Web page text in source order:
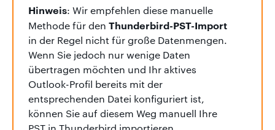
Hinweis: Wir empfehlen diese manuelle
Methode für den Thunderbird-PST-Import
in der Regel nicht für große Datenmengen.
Wenn Sie jedoch nur wenige Daten
übertragen möchten und Ihr aktives
Outlook-Profil bereits mit der
entsprechenden Datei konfiguriert ist,
können Sie auf diesem Weg manuell Ihre